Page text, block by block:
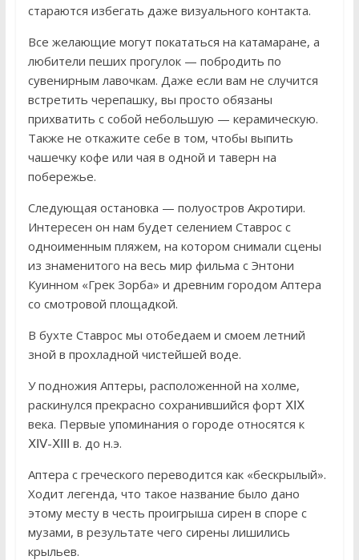
стараются избегать даже визуального контакта.
Все желающие могут покататься на катамаране, а
любители пеших прогулок — побродить по
сувенирным лавочкам. Даже если вам не случится
встретить черепашку, вы просто обязаны
прихватить с собой небольшую — керамическую.
Также не откажите себе в том, чтобы выпить
чашечку кофе или чая в одной и таверн на
побережье.
Следующая остановка — полуостров Акротири.
Интересен он нам будет селением Ставрос с
одноименным пляжем, на котором снимали сцены
из знаменитого на весь мир фильма с Энтони
Куинном «Грек Зорба» и древним городом Аптера
со смотровой площадкой.
В бухте Ставрос мы отобедаем и смоем летний
зной в прохладной чистейшей воде.
У подножия Аптеры, расположенной на холме,
раскинулся прекрасно сохранившийся форт ⅩⅠⅩ
века. Первые упоминания о городе относятся к
ⅩⅠⅤ-ⅩⅠⅠⅠ в. до н.э.
Аптера с греческого переводится как «бескрылый».
Ходит легенда, что такое название было дано
этому месту в честь проигрыша сирен в споре с
музами, в результате чего сирены лишились
крыльев.